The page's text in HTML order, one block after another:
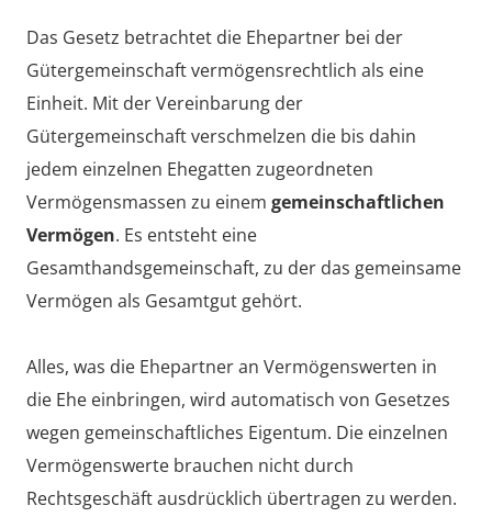
Das Gesetz betrachtet die Ehepartner bei der
Gütergemeinschaft vermögensrechtlich als eine
Einheit. Mit der Vereinbarung der
Gütergemeinschaft verschmelzen die bis dahin
jedem einzelnen Ehegatten zugeordneten
Vermögensmassen zu einem gemeinschaftlichen
Vermögen. Es entsteht eine
Gesamthandsgemeinschaft, zu der das gemeinsame
Vermögen als Gesamtgut gehört.
Alles, was die Ehepartner an Vermögenswerten in
die Ehe einbringen, wird automatisch von Gesetzes
wegen gemeinschaftliches Eigentum. Die einzelnen
Vermögenswerte brauchen nicht durch
Rechtsgeschäft ausdrücklich übertragen zu werden.